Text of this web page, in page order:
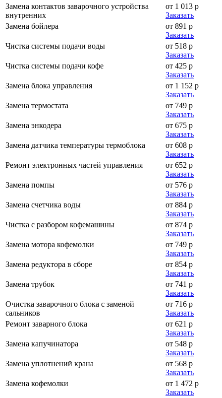
Замена контактов заварочного устройства
внутренних
от 1 013 р
Заказать
Замена бойлера
от 891 р
Заказать
Чистка системы подачи воды
от 518 р
Заказать
Чистка системы подачи кофе
от 425 р
Заказать
Замена блока управления
от 1 152 р
Заказать
Замена термостата
от 749 р
Заказать
Замена энкодера
от 675 р
Заказать
Замена датчика температуры термоблока
от 608 р
Заказать
Ремонт электронных частей управления
от 652 р
Заказать
Замена помпы
от 576 р
Заказать
Замена счетчика воды
от 884 р
Заказать
Чистка с разбором кофемашины
от 874 р
Заказать
Замена мотора кофемолки
от 749 р
Заказать
Замена редуктора в сборе
от 854 р
Заказать
Замена трубок
от 741 р
Заказать
Очистка заварочного блока с заменой
сальников
от 716 р
Заказать
Ремонт заварного блока
от 621 р
Заказать
Замена капучинатора
от 548 р
Заказать
Замена уплотнений крана
от 568 р
Заказать
Замена кофемолки
от 1 472 р
Заказать